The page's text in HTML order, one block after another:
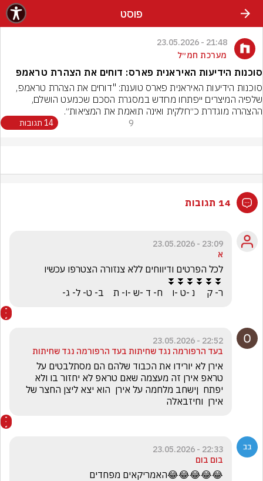
פוסט
21:48 - 23.05.2026
מערכת חמ״ל
סוכנות הידיעות האיראנית פארס: דוחים את הצהרת טראמפ
ההצהרה מוגדרת כ״חלקית ואינה תואמת את המציאות״.
9 14 תגובות
14 תגובות
23:09 - 23.05.2026
א
ר- ק     נ -ט -ו    ח- ד -ש -ו- ת    ב- ט- ל- ג-
22:52 - 23.05.2026
בעד הרפורמה נגד שחיתות בעד הרפורמה נגד שחיתות
אירן  וחיזבאלה
22:33 - 23.05.2026
בום בום
😂😂😂😂😂האמריקאים מפחדים